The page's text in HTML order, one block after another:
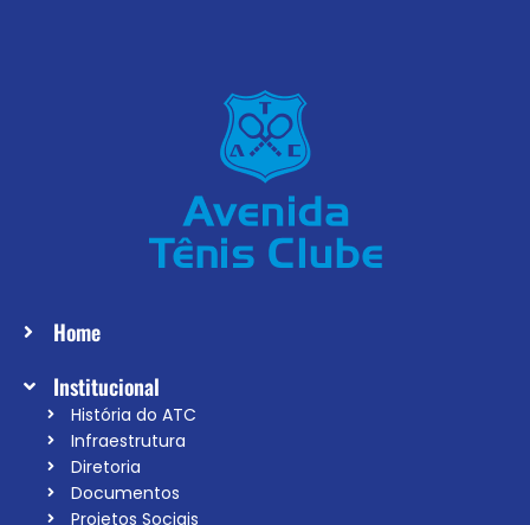
Home
Institucional
História do ATC
Infraestrutura
Diretoria
Documentos
Projetos Sociais